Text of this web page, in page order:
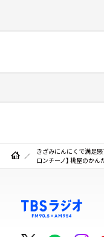
きざみにんにくで満足
ロンチーノ】 桃屋のかん